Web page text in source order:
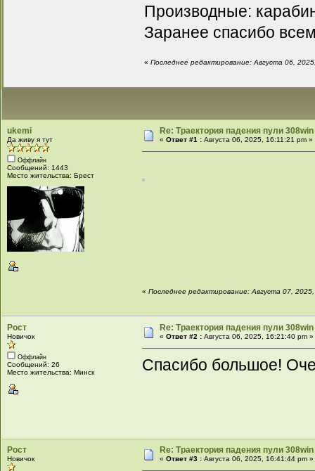
Производные:
Заранее спасибо
«Последнее редактирование: Августа 06,
ukemi
Да живу я тут
Оффлайн
Сообщений: 1443
Место жительства: Брест
Re: Траектория падения пули
«Ответ #1 : Августа 06, 2025, 16:11:21 pm »
«Последнее редактирование: Августа 07,
Рост
Новичок
Оффлайн
Сообщений: 26
Место жительства: Минск
Re: Траектория падения пули
«Ответ #2 : Августа 06, 2025, 16:21:40 pm »
Спасибо большое!
Рост
Новичок
Re: Траектория падения пули
«Ответ #3 : Августа 06, 2025, 16:41:44 pm »